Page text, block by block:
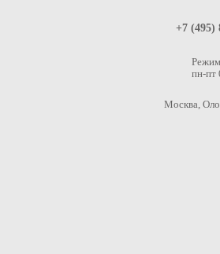
+7 (495)
пн-пт
Москва,